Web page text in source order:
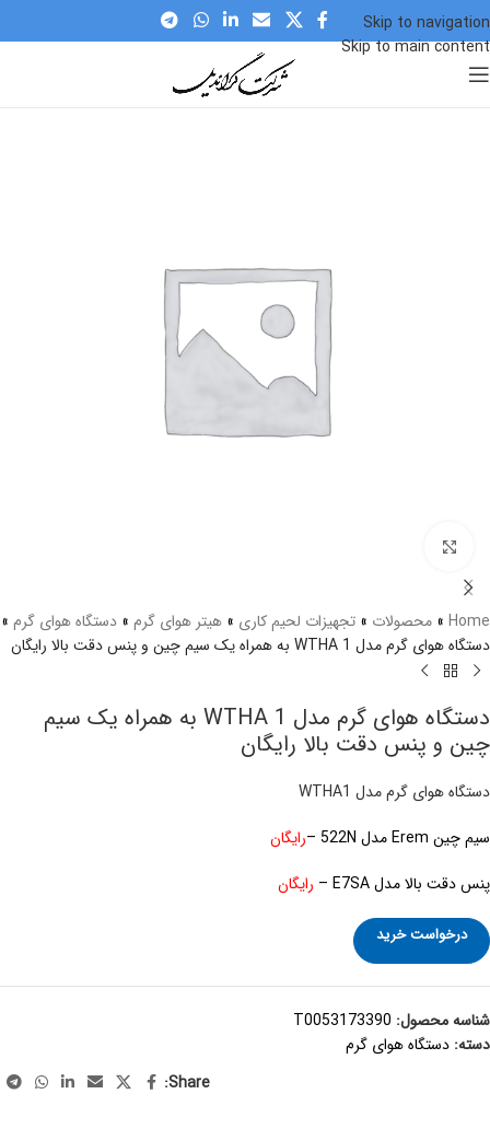
Skip to navigation
Skip to main content
Home
» محصولات » تجهیزات لحیم کاری » هیتر هوای گرم » دستگاه هوای گرم »
دستگاه هوای گرم مدل WTHA 1 به همراه یک سیم چین و پنس دقت بالا رایگان
دستگاه هوای گرم مدل WTHA 1 به همراه یک سیم
چین و پنس دقت بالا رایگان
دستگاه هوای گرم مدل WTHA1
سیم چین Erem مدل 522N –
رایگان
پنس دقت بالا مدل E7SA –
رایگان
درخواست خرید
شناسه محصول: T0053173390
دسته: دستگاه هوای گرم
Share: